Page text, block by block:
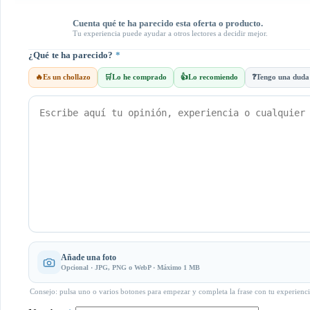
Cuenta qué te ha parecido esta oferta o producto.
Tu experiencia puede ayudar a otros lectores a decidir mejor.
¿Qué te ha parecido? *
🔥Es un chollazo 🛒Lo he comprado 👍Lo recomiendo ❓Tengo una duda
Añade una foto
Opcional · JPG, PNG o WebP · Máximo 1 MB
Consejo: pulsa uno o varios botones para empezar y completa la frase con tu